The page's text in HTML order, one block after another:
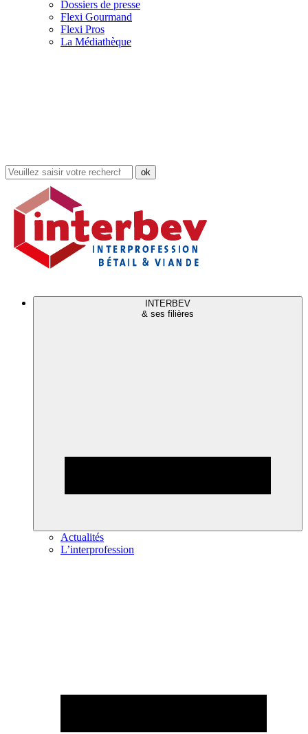
Dossiers de presse
Flexi Gourmand
Flexi Pros
La Médiathèque
Rechercher
dans
site
INTERBEV
& ses filières
Actualités
L’interprofession